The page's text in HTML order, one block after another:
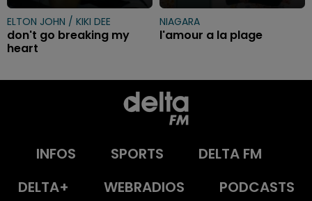
ELTON JOHN / KIKI DEE
don't go breaking my
heart
NIAGARA
l'amour a la plage
INFOS SPORTS
DELTA FM
DELTA+
WEBRADIOS PODCASTS